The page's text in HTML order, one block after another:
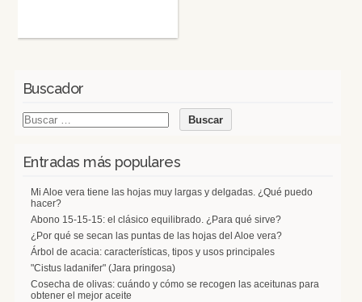
Buscador
Entradas más populares
Mi Aloe vera tiene las hojas muy largas y delgadas. ¿Qué puedo
hacer?
Abono 15-15-15: el clásico equilibrado. ¿Para qué sirve?
¿Por qué se secan las puntas de las hojas del Aloe vera?
Árbol de acacia: características, tipos y usos principales
"Cistus ladanifer" (Jara pringosa)
Cosecha de olivas: cuándo y cómo se recogen las aceitunas para
obtener el mejor aceite